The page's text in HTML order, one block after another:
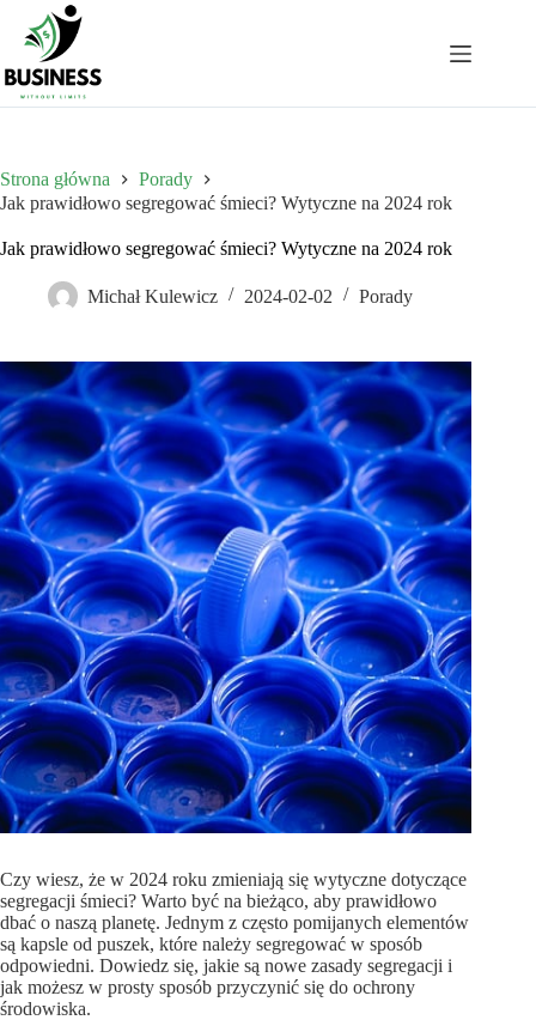
Przejdź
treści
Strona główna
Porady
Jak prawidłowo segregować śmieci? Wytyczne na 2024 rok
Jak prawidłowo segregować śmieci? Wytyczne na 2024 rok
Michał Kulewicz 2024-02-02 Porady
Czy wiesz, że w 2024 roku zmieniają się wytyczne dotyczące
segregacji śmieci? Warto być na bieżąco, aby prawidłowo
dbać o naszą planetę. Jednym z często pomijanych elementów
są kapsle od puszek, które należy segregować w sposób
odpowiedni. Dowiedz się, jakie są nowe zasady segregacji i
jak możesz w prosty sposób przyczynić się do ochrony
środowiska.